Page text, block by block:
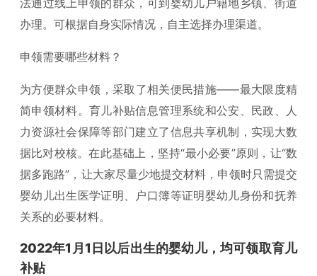
法通过线上申领的群众，可到婴幼儿户籍地乡镇、街道
办理。可根据自身实际情况，自主选择办理渠道。
申领需要哪些材料？
为方便群众申领，采取了相关便民措施——最大限度精
简申领材料。育儿补贴信息管理系统和公安、民政、人
力资源社会保障等部门建立了信息共享机制，实现大数
据比对校核。在此基础上，坚持“最小必要”原则，让“数
据多跑路”，让大家尽量少地提交材料，申领时只需提交
婴幼儿出生医学证明、户口簿等证明婴幼儿身份和抚养
关系的必要材料。
2022年1月1日以后出生的婴幼儿，均可领取育儿
补贴